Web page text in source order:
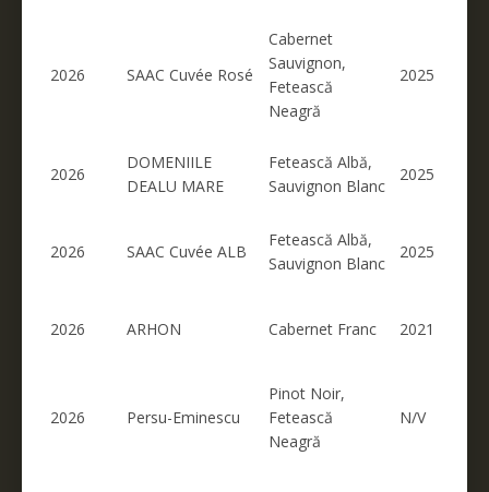
2026 SAAC Cuvée Rosé
Cabernet
Sauvignon,
Fetească
Neagră
2025
2026
DOMENIILE
DEALU MARE
Fetească Albă,
Sauvignon Blanc
2025
2026 SAAC Cuvée ALB
Fetească Albă,
Sauvignon Blanc
2025
2026 ARHON Cabernet Franc 2021
2026 Persu-Eminescu
Pinot Noir,
Fetească
Neagră
N/V